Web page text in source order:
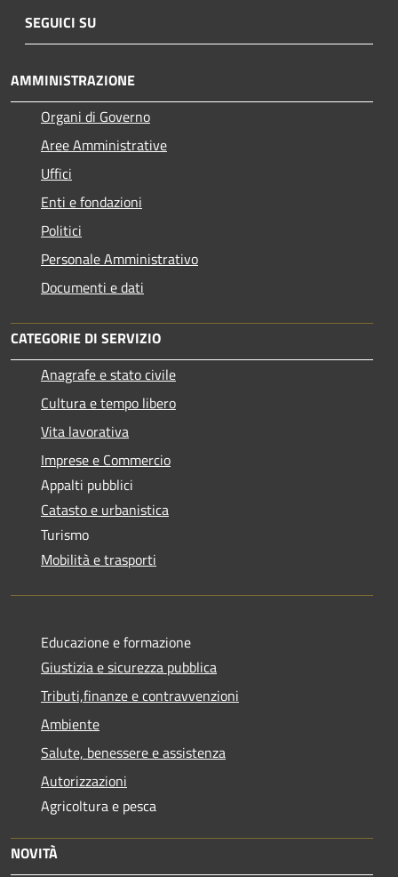
SEGUICI SU
AMMINISTRAZIONE
Organi di Governo
Aree Amministrative
Uffici
Enti e fondazioni
Politici
Personale Amministrativo
Documenti e dati
CATEGORIE DI SERVIZIO
Anagrafe e stato civile
Cultura e tempo libero
Vita lavorativa
Imprese e Commercio
Appalti pubblici
Catasto e urbanistica
Turismo
Mobilità e trasporti
Educazione e formazione
Giustizia e sicurezza pubblica
Tributi,finanze e contravvenzioni
Ambiente
Salute, benessere e assistenza
Autorizzazioni
Agricoltura e pesca
NOVITÀ